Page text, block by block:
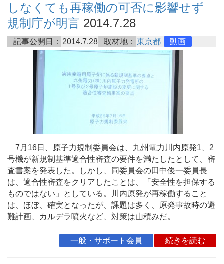
しなくても再稼働の可否に影響せず
規制庁が明言 2014.7.28
記事公開日： 2014.7.28 取材地： 東京都 動画
7月16日、原子力規制委員会は、九州電力川内原発1、2
号機が新規制基準適合性審査の要件を満たしたとして、審
査書案を発表した。しかし、同委員会の田中俊一委員長
は、適合性審査をクリアしたことは、「安全性を担保する
ものではない」としている。川内原発が再稼働すること
は、ほぼ、確実となったが、課題は多く、原発事故時の避
難計画、カルデラ噴火など、対策は山積みだ。
一般・サポート会員 続きを読む